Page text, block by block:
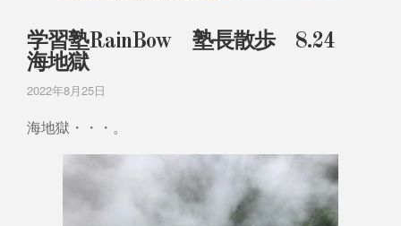
学習塾RainBow 塾長散歩 8.24
海地獄
2022年8月25日
海地獄・・・。